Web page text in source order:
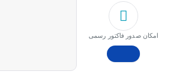
امکان صدور فاکتور رسمی